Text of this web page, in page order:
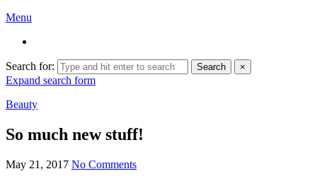
Menu
Search for: Search ×
Expand search form
Beauty
So much new stuff!
May 21, 2017 No Comments